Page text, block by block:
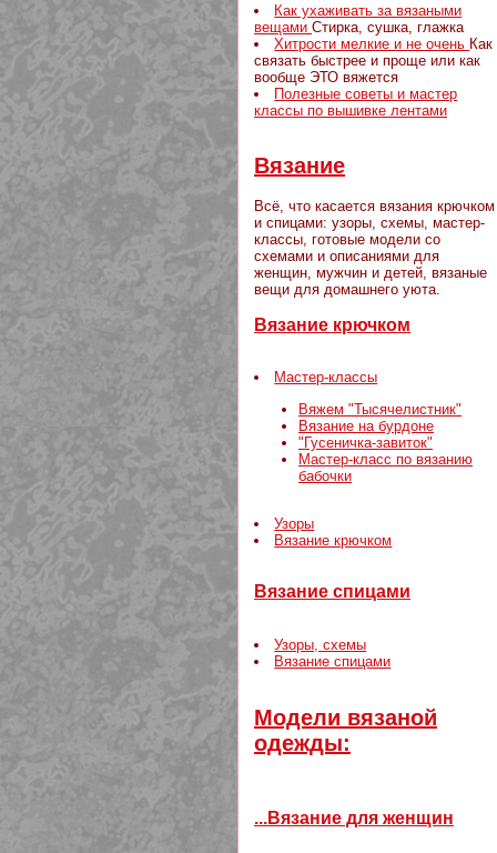
Как ухаживать за вязаными
вещами Стирка, сушка, глажка
Хитрости мелкие и не очень Как
связать быстрее и проще или как
вообще ЭТО вяжется
Полезные советы и мастер
классы по вышивке лентами
Вязание
Всё, что касается вязания крючком
и спицами: узоры, схемы, мастер-
классы, готовые модели со
схемами и описаниями для
женщин, мужчин и детей, вязаные
вещи для домашнего уюта.
Вязание крючком
Мастер-классы
Вяжем "Тысячелистник"
Вязание на бурдоне
"Гусеничка-завиток"
Мастер-класс по вязанию
бабочки
Узоры
Вязание крючком
Вязание спицами
Узоры, схемы
Вязание спицами
Модели вязаной
одежды:
...Вязание для женщин